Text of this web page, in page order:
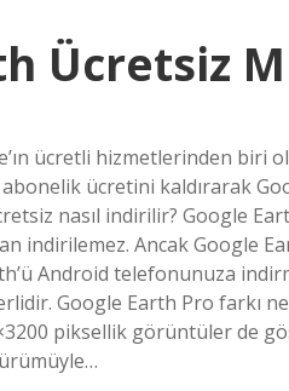
Ücretsiz
ücretli hizmetlerinden biri
ücretini kaldırarak
nasıl indirilir? Google
indirilemez. Ancak Google
Android telefonunuza
Google Earth Pro farkı
piksellik görüntüler de